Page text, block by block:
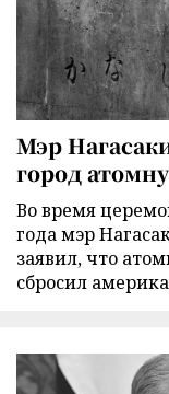
Мэр
город
Во время
года мэр
заявил, что
сбросил